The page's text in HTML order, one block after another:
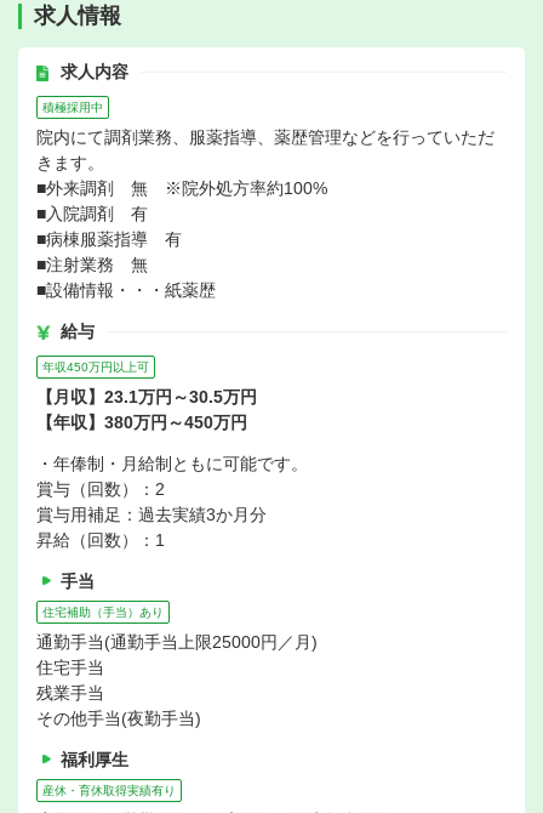
求人情報
求人内容
積極採用中
院内にて調剤業務、服薬指導、薬歴管理などを行っていただ
きます。
■外来調剤 無 ※院外処方率約100%
■入院調剤 有
■病棟服薬指導 有
■注射業務 無
■設備情報・・・紙薬歴
給与
年収450万円以上可
【月収】23.1万円～30.5万円
【年収】380万円～450万円
・年俸制・月給制ともに可能です。
賞与（回数）：2
賞与用補足：過去実績3か月分
昇給（回数）：1
手当
住宅補助（手当）あり
通勤手当(通勤手当上限25000円／月)
住宅手当
残業手当
その他手当(夜勤手当)
福利厚生
産休・育休取得実績有り